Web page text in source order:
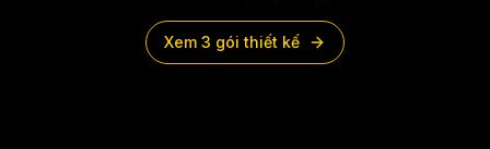
Xem 3 gói thiết kế